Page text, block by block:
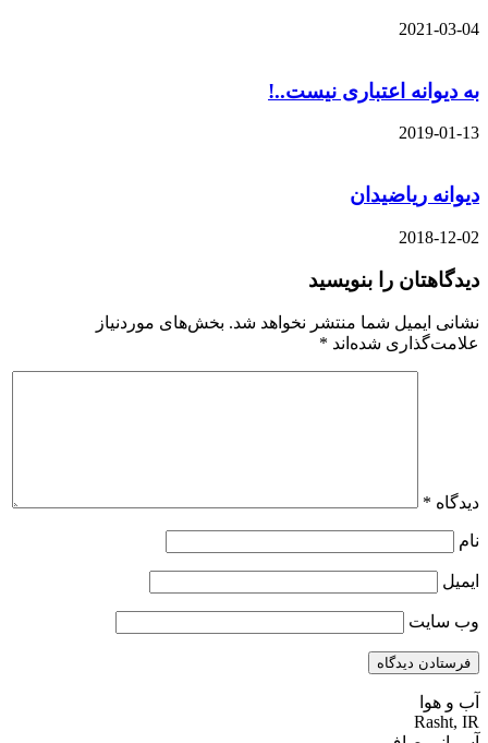
2021-03-04
به دیوانه اعتباری نیست..!
2019-01-13
دیوانه ریاضیدان
2018-12-02
دیدگاهتان را بنویسید
نشانی ایمیل شما منتشر نخواهد شد. بخش‌های موردنیاز
علامت‌گذاری شده‌اند *
دیدگاه *
نام
ایمیل
وب‌ سایت
آب و هوا
Rasht, IR